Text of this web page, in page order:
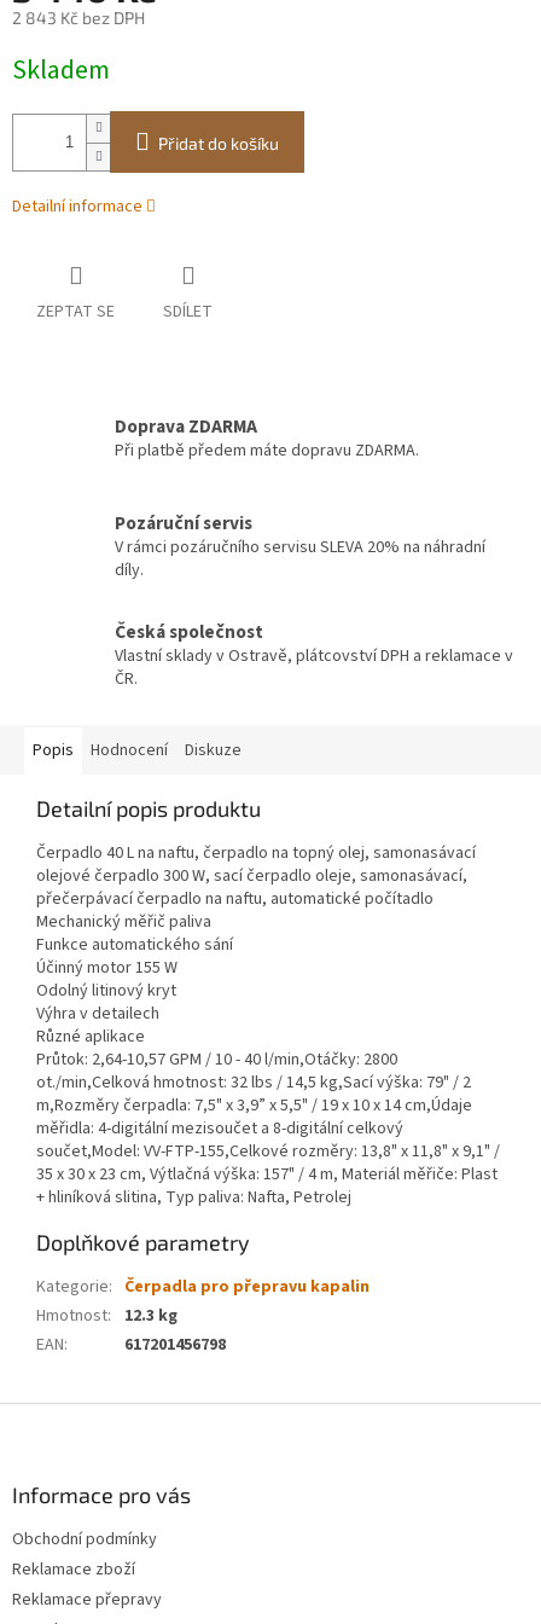
2 843 Kč bez DPH
cena:
Skladem
Přidat do košíku
Detailní informace
ZEPTAT SE SDÍLET
Doprava ZDARMA
Při platbě předem máte dopravu ZDARMA.
Pozáruční servis
V rámci pozáručního servisu SLEVA 20% na náhradní
díly.
Česká společnost
Vlastní sklady v Ostravě, plátcovství DPH a reklamace v
ČR.
Popis Hodnocení Diskuze
Detailní popis produktu
Čerpadlo 40 L na naftu, čerpadlo na topný olej, samonasávací
olejové čerpadlo 300 W, sací čerpadlo oleje, samonasávací,
přečerpávací čerpadlo na naftu, automatické počítadlo
Mechanický měřič paliva
Funkce automatického sání
Účinný motor 155 W
Odolný litinový kryt
Výhra v detailech
Různé aplikace
Průtok: 2,64-10,57 GPM / 10 - 40 l/min,Otáčky: 2800
ot./min,Celková hmotnost: 32 lbs / 14,5 kg,Sací výška: 79" / 2
m,Rozměry čerpadla: 7,5" x 3,9” x 5,5" / 19 x 10 x 14 cm,Údaje
měřidla: 4-digitální mezisoučet a 8-digitální celkový
součet,Model: VV-FTP-155,Celkové rozměry: 13,8" x 11,8" x 9,1" /
35 x 30 x 23 cm, Výtlačná výška: 157" / 4 m, Materiál měřiče: Plast
+ hliníková slitina, Typ paliva: Nafta, Petrolej
Doplňkové parametry
Kategorie: Čerpadla pro přepravu kapalin
Hmotnost:
12.3 kg
EAN: 617201456798
Informace pro vás
Obchodní podmínky
Reklamace zboží
Reklamace přepravy